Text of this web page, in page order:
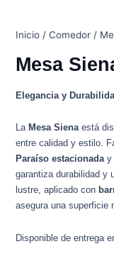
Inicio /Comedor /
Mesa
Elegancia y
La Mesa Sienaestá
entre calidad y estilo.
Paraíso estacionaday
garantiza durabilidad y
lustre, aplicado con
asegura una superficie
Disponible de entrega